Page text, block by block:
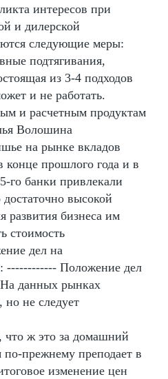
интересов при
и дилерской
следующие меры:
подтягивания,
из 3-4 подходов
и не работать.
и расчетным продуктам
Волошина
на рынке вкладов
конце прошлого года и в
го банки привлекали
достаточно высокой
развития бизнеса им
стоимость
дел на
------------ Положение дел
данных рынках
но не следует
что ж это за домашний
по-прежнему преподает в
изменение цен